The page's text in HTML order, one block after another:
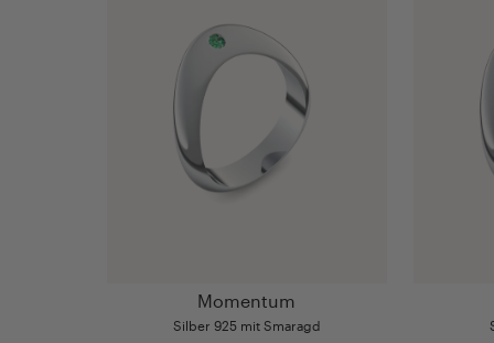
Momentum
Silber 925 mit Smaragd